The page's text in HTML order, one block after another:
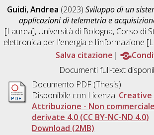
Guidi, Andrea (2023)Sviluppo di un
applicazioni di telemetria e
[Laurea], Università di Bologna, Corso di
elettronica per l'energia e l'informazione
Salva citazione
Documenti full-text
Documento PDF (Thesis)
Disponibile con Licenza: Creative
Attribuzione - Non
derivate 4.0 (CC BY-NC-ND 4.0)
Download (2MB)